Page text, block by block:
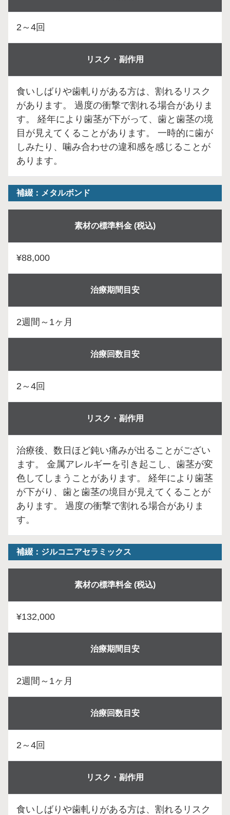
2～4回
リスク・副作用
食いしばりや歯軋りがある方は、割れるリスク
があります。 過度の衝撃で割れる場合がありま
す。 経年により歯茎が下がって、歯と歯茎の境
目が見えてくることがあります。 一時的に歯が
しみたり、噛み合わせの違和感を感じることが
あります。
補綴：メタルボンド
素材の標準料金 (税込)
¥88,000
治療期間目安
2週間～1ヶ月
治療回数目安
2～4回
リスク・副作用
治療後、数日ほど鈍い痛みが出ることがござい
ます。 金属アレルギーを引き起こし、歯茎が変
色してしまうことがあります。 経年により歯茎
が下がり、歯と歯茎の境目が見えてくることが
あります。 過度の衝撃で割れる場合がありま
す。
補綴：ジルコニアセラミックス
素材の標準料金 (税込)
¥132,000
治療期間目安
2週間～1ヶ月
治療回数目安
2～4回
リスク・副作用
食いしばりや歯軋りがある方は、割れるリスク